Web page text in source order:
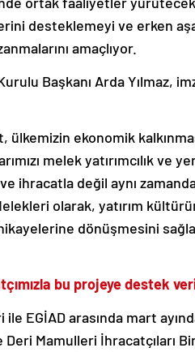
desteklemeyi ve erken
amaçlıyor.
Başkanı Arda Yılmaz,
ülkemizin ekonomik
melek yatırımcılık ve
ihracatla değil aynı
olarak, yatırım
dönüşmesini
bu projeye destek
EGİAD arasında mart
Mamulleri İhracatçıları